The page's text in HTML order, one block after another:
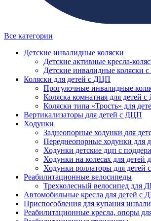
Все категории
Детские инвалидные коляски
Детские активные кресла-
Детские инвалидные коляски
Коляски для детей с ДЦП
Прогулочные инвалидные
Коляска комнатная для детей
Коляски типа «Трость» для
Вертикализаторы для детей с ДЦП
Ходунки
Заднеопорные ходунки для
Переднеопорные ходунки для
Ходунки детские дцп с
Ходунки на колесах для детей
Ходунки роллаторы для детей
Реабилитационные велосипеды
Трехколесный велосипед для
Автомобильные кресла для детей с
Приспособления для купания
Реабилитационные кресла, опоры